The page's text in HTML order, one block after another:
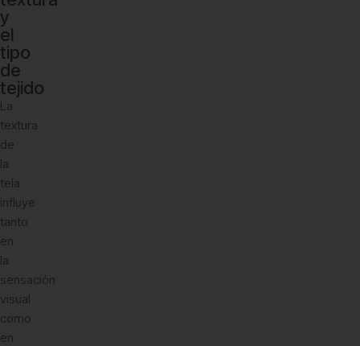
y
el
tipo
de
tejido
La
textura
de
la
tela
influye
tanto
en
la
sensación
visual
como
en